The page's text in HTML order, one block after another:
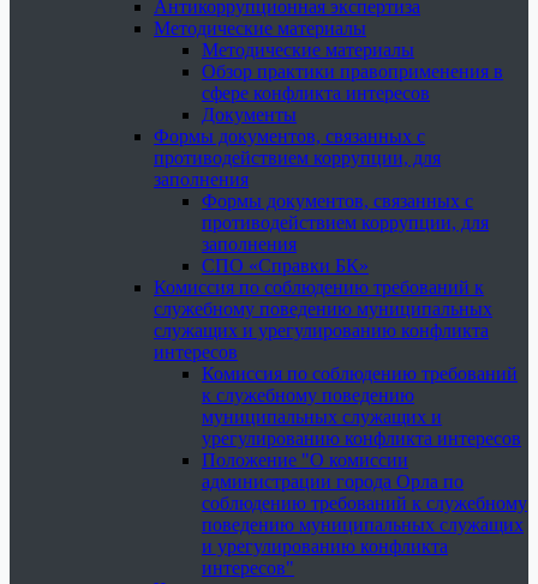
Антикоррупционная экспертиза
Методические материалы
Методические материалы
Обзор практики правоприменения в
сфере конфликта интересов
Документы
Формы документов, связанных с
противодействием коррупции, для
заполнения
Формы документов, связанных с
противодействием коррупции, для
заполнения
СПО «Справки БК»
Комиссия по соблюдению требований к
служебному поведению муниципальных
служащих и урегулированию конфликта
интересов
Комиссия по соблюдению требований
к служебному поведению
муниципальных служащих и
урегулированию конфликта интересов
Положение "О комиссии
администрации города Орла по
соблюдению требований к служебному
поведению муниципальных служащих
и урегулированию конфликта
интересов"